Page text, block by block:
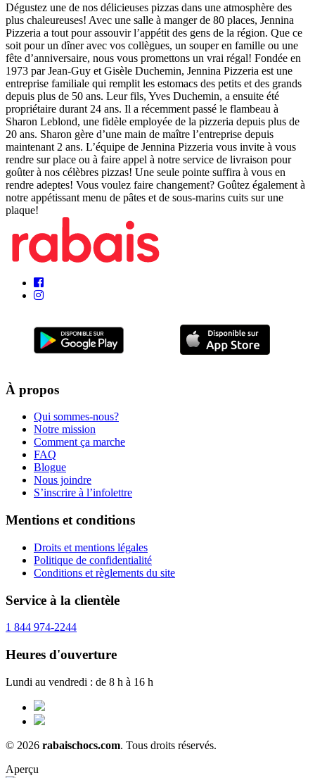
Dégustez une de nos délicieuses pizzas dans une atmosphère des
plus chaleureuses! Avec une salle à manger de 80 places, Jennina
Pizzeria a tout pour assouvir l’appétit des gens de la région. Que ce
soit pour un dîner avec vos collègues, un souper en famille ou une
fête d’anniversaire, nous vous promettons un vrai régal! Fondée en
1973 par Jean-Guy et Gisèle Duchemin, Jennina Pizzeria est une
entreprise familiale qui remplit les estomacs des petits et des grands
depuis plus de 50 ans. Leur fils, Yves Duchemin, a ensuite été
propriétaire durant 24 ans. Il a récemment passé le flambeau à
Sharon Leblond, une fidèle employée de la pizzeria depuis plus de
20 ans. Sharon gère d’une main de maître l’entreprise depuis
maintenant 2 ans. L’équipe de Jennina Pizzeria vous invite à vous
rendre sur place ou à faire appel à notre service de livraison pour
goûter à nos célèbres pizzas! Une seule pointe suffira à vous en
rendre adeptes! Vous voulez faire changement? Goûtez également à
notre appétissant menu de pâtes et de sous-marins cuits sur une
plaque!
À propos
Qui sommes-nous?
Notre mission
Comment ça marche
FAQ
Blogue
Nous joindre
S’inscrire à l’infolettre
Mentions et conditions
Droits et mentions légales
Politique de confidentialité
Conditions et règlements du site
Service à la clientèle
1 844 974-2244
Heures d'ouverture
Lundi au vendredi : de 8 h à 16 h
© 2026 rabaischocs.com. Tous droits réservés.
Aperçu